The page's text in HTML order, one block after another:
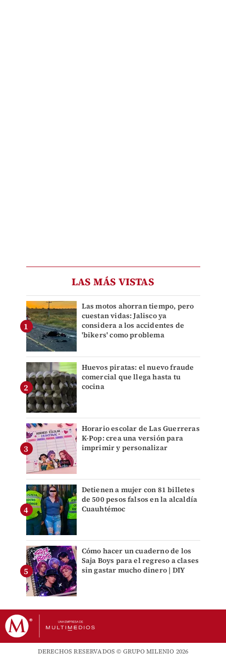
LAS MÁS VISTAS
Las motos ahorran tiempo, pero
cuestan vidas: Jalisco ya
considera a los accidentes de
'bikers' como problema
Huevos piratas: el nuevo fraude
comercial que llega hasta tu
cocina
Horario escolar de Las Guerreras
K-Pop: crea una versión para
imprimir y personalizar
Detienen a mujer con 81 billetes
de 500 pesos falsos en la alcaldía
Cuauhtémoc
Cómo hacer un cuaderno de los
Saja Boys para el regreso a clases
sin gastar mucho dinero | DIY
DERECHOS RESERVADOS © GRUPO MILENIO 2026